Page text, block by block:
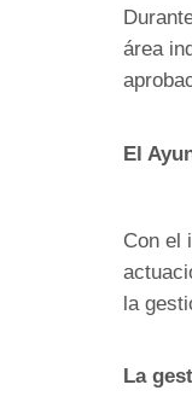
área
El
Con el
la
La